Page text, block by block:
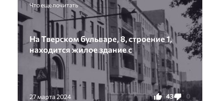
Что еще почитать
На Тверском бульваре, 8, строение 1,
находится жилое здание с
27 марта 2024 43 0